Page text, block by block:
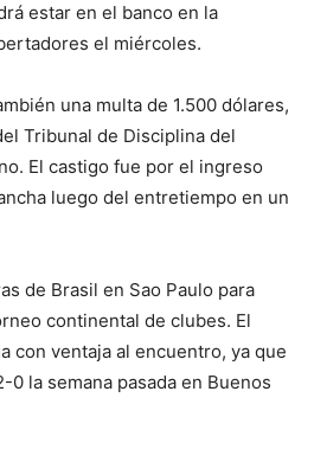
estar en el banco en la
el miércoles.
una multa de 1.500 dólares,
Tribunal de Disciplina del
El castigo fue por el ingreso
luego del entretiempo en un
de Brasil en Sao Paulo para
continental de clubes. El
con ventaja al encuentro, ya que
la semana pasada en Buenos